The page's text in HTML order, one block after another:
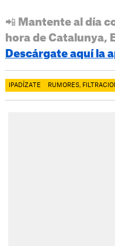
📲 Mantente al día
hora de Catalunya,
Descárgate aquí la
IPADÍZATE RUMORES,